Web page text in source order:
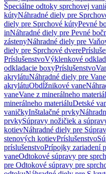
Špeciálne odtoky sprchovej
kútyNáhradné diely pre
diely pre Sprchové kútyPevné
inNáhradné diely pre Pevné
zástenyNáhradné diely pre
diely pre Sprchové dvere
PríslušenstvoVýklenkové
odkladacie boxyPríslušenstvo
akrylátuNáhradné diely pre
akrylátuObdĺžnikové vane
vaneVane z minerálneho
minerálneho materiáluDetské
vaničkyInštalačné prvky
prvkySúpravy nožičiek a
kotievNáhradné diely pre
stenových kotievPríslušenstvo
príslušenstvoPrípojky zariadení
vaneOdtokové súpravy pre
pre Odtokové súpravy pre